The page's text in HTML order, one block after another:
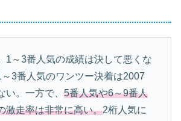
1～3番人気の成績は決して悪くな
3番人気のワンツー決着は2007
い。一方で、 5番人気や6～9番人
激走率は非常に高い。2桁人気に